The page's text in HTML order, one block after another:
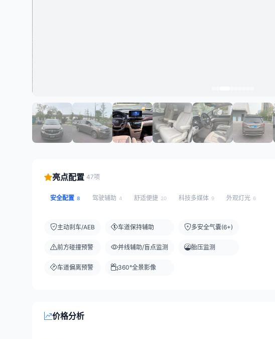
亮点配置 47项
安全配置 8 驾驶辅助 4 舒适便捷 20 科技多媒体 9 外观灯光 6
主动刹车/AEB
前方碰撞预警
车道偏离预警
车道保持辅助
并线辅助/盲点监测
360°全景影像
多安全气囊(6+)
胎压监测
价格分析